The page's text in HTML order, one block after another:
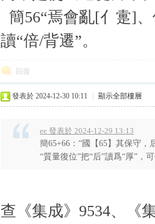
簡56“焉會亂[亻疐]
讀“倍/背遷”。
回復
發表於 2024-12-30 10:11 顯示全部樓層
ee 發表於 2024-12-29 13:13
簡65+66：“國【65】其保守，
“質量復位”把“后”讀爲“厚”，
查《集成》9534、《